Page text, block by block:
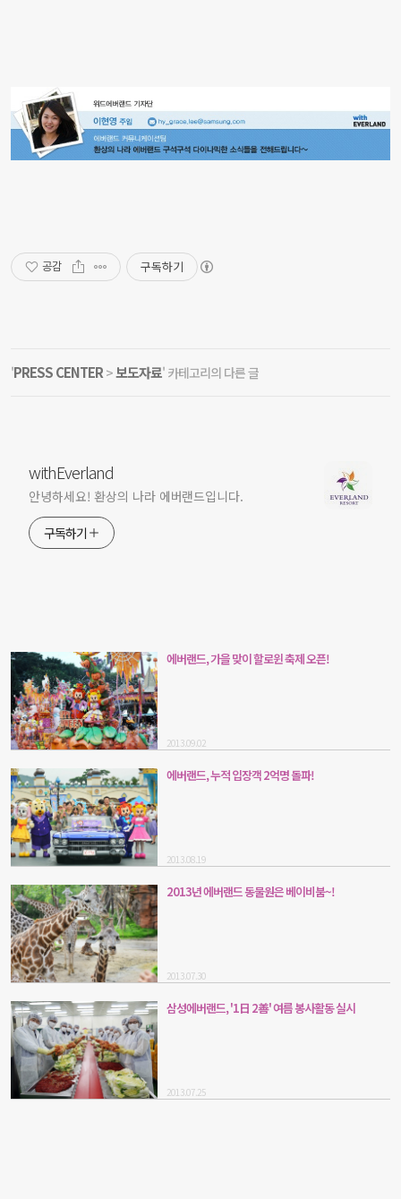
공감 구독하기
'PRESS CENTER>보도자료' 카테고리의 다른 글
withEverland
안녕하세요! 환상의 나라 에버랜드입니다.
구독하기
에버랜드, 가을 맞이 할로윈 축제 오픈!
2013.09.02
에버랜드, 누적 입장객 2억명 돌파!
2013.08.19
2013년 에버랜드 동물원은 베이비붐~!
2013.07.30
삼성에버랜드, '1日 2善' 여름 봉사활동 실시
2013.07.25